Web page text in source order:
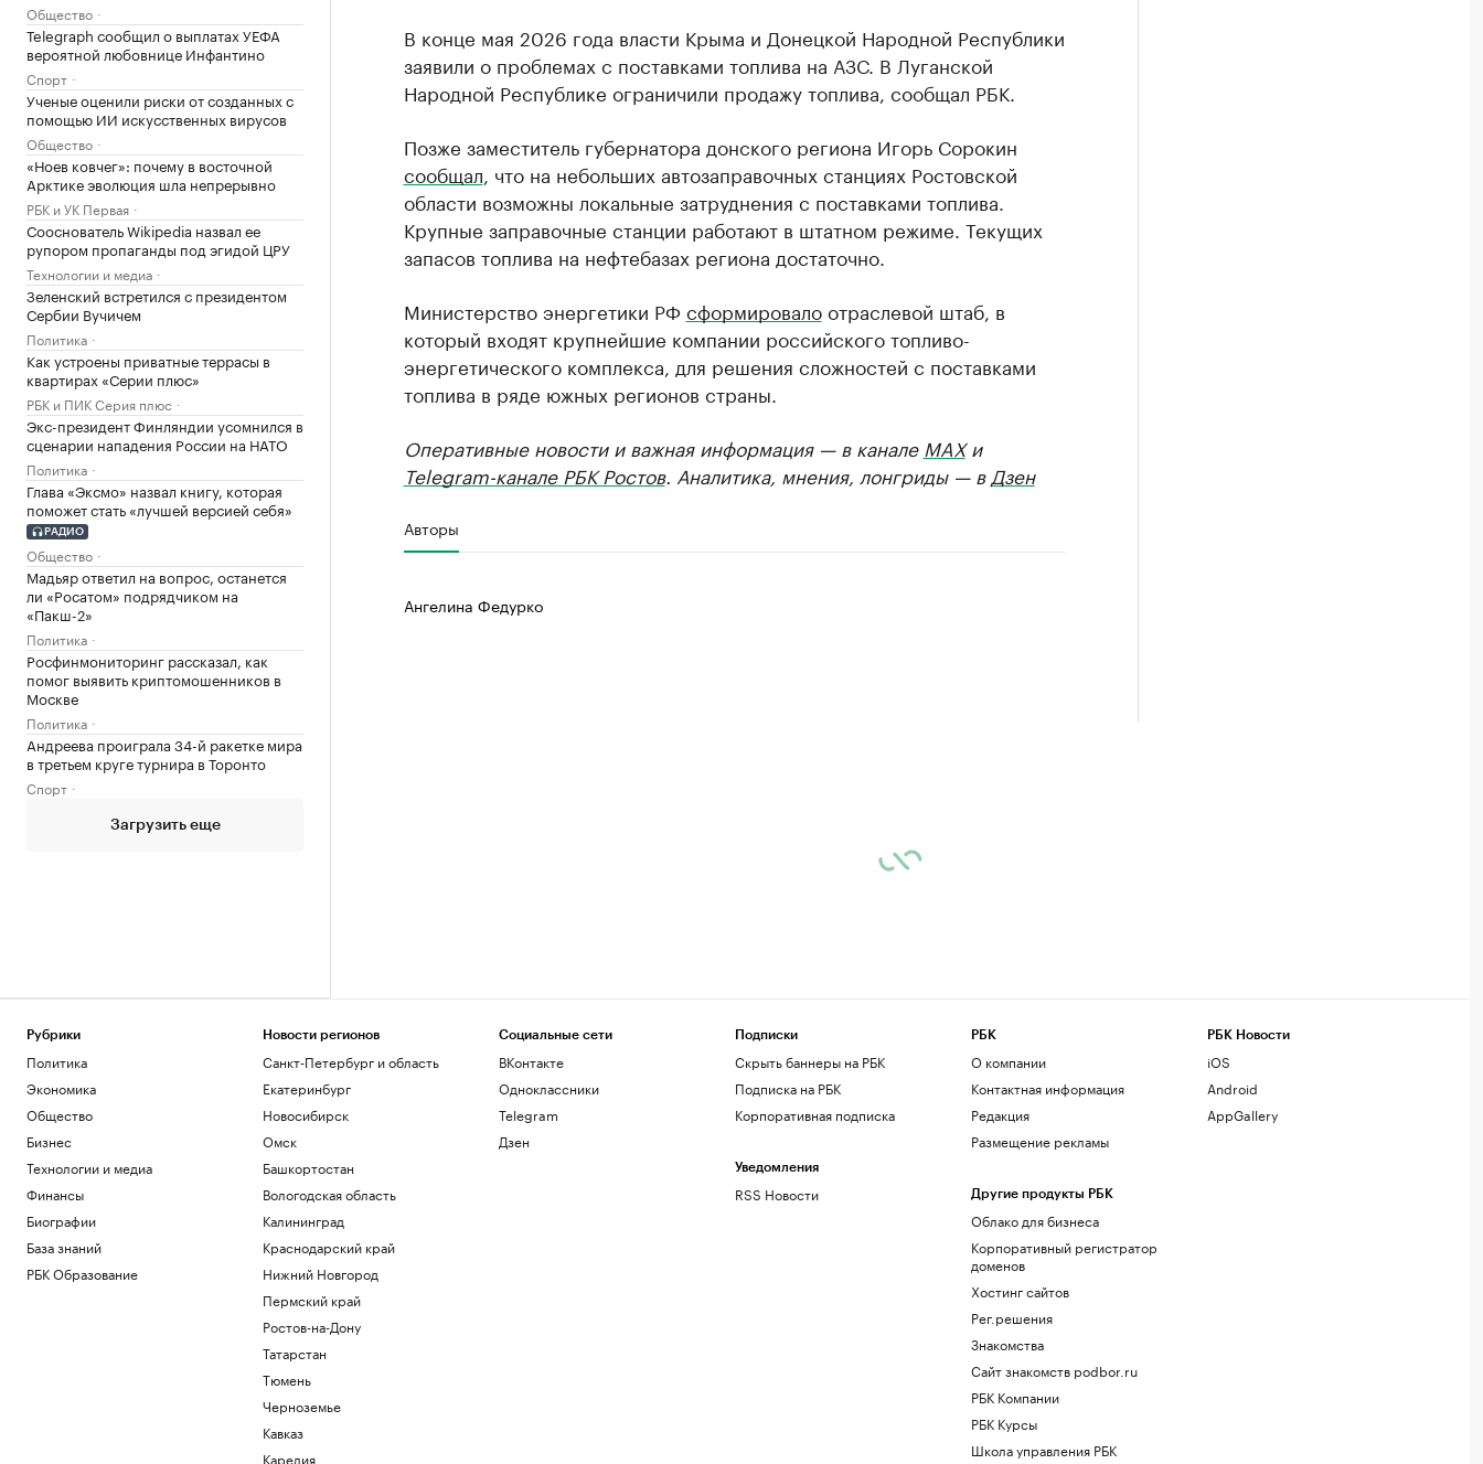
Общество
Telegraph сообщил о выплатах УЕФА
вероятной любовнице Инфантино
Спорт
Ученые оценили риски от созданных с
помощью ИИ искусственных вирусов
Общество
«Ноев ковчег»: почему в восточной
Арктике эволюция шла непрерывно
РБК и УК Первая
Сооснователь Wikipedia назвал ее
рупором пропаганды под эгидой ЦРУ
Технологии и медиа
Зеленский встретился с президентом
Сербии Вучичем
Политика
Как устроены приватные террасы в
квартирах «Серии плюс»
РБК и ПИК Серия плюс
Экс-президент Финляндии усомнился в
сценарии нападения России на НАТО
Политика
Глава «Эксмо» назвал книгу, которая
поможет стать «лучшей версией себя»
РАДИО
Общество
Мадьяр ответил на вопрос, останется
ли «Росатом» подрядчиком на
«Пакш-2»
Политика
Росфинмониторинг рассказал, как
помог выявить криптомошенников в
Москве
Политика
Андреева проиграла 34-й ракетке мира
в третьем круге турнира в Торонто
Спорт
Загрузить еще
В конце мая 2026 года власти Крыма и Донецкой Народной Республики
заявили о проблемах с поставками топлива на АЗС. В Луганской
Народной Республике ограничили продажу топлива, сообщал РБК.
Позже заместитель губернатора донского региона Игорь Сорокин
сообщал , что на небольших автозаправочных станциях Ростовской
области возможны локальные затруднения с поставками топлива.
Крупные заправочные станции работают в штатном режиме. Текущих
запасов топлива на нефтебазах региона достаточно.
Министерство энергетики РФ сформировалоотраслевой штаб, в
который входят крупнейшие компании российского топливо-
энергетического комплекса, для решения сложностей с поставками
топлива в ряде южных регионов страны.
Оперативные новости и важная информация — в канале MAXи
Telegram-канале РБК Ростов. Аналитика, мнения, лонгриды — в Дзен
Авторы
Ангелина Федурко
Рубрики
Политика
Экономика
Общество
Бизнес
Технологии и медиа
Финансы
Биографии
База знаний
РБК Образование
Новости регионов
Санкт-Петербург и область
Екатеринбург
Новосибирск
Омск
Башкортостан
Вологодская область
Калининград
Краснодарский край
Нижний Новгород
Пермский край
Ростов-на-Дону
Татарстан
Тюмень
Черноземье
Кавказ
Карелия
Социальные сети
ВКонтакте
Одноклассники
Telegram
Дзен
Подписки
Скрыть баннеры на РБК
Подписка на РБК
Корпоративная подписка
Уведомления
RSS Новости
РБК
О компании
Контактная информация
Редакция
Размещение рекламы
Другие продукты РБК
Облако для бизнеса
Корпоративный регистратор
доменов
Хостинг сайтов
Рег.решения
Знакомства
Сайт знакомств podbor.ru
РБК Компании
РБК Курсы
Школа управления РБК
РБК Новости
iOS
Android
AppGallery